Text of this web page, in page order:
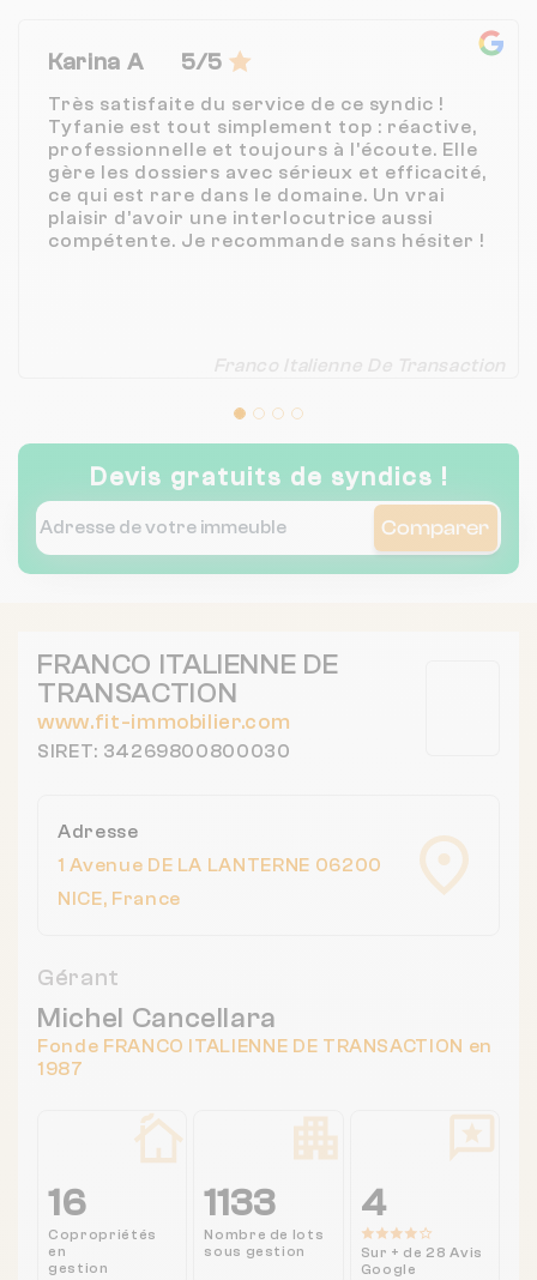
Karina A 5/5
Très satisfaite du service de ce syndic !
Tyfanie est tout simplement top : réactive,
professionnelle et toujours à l'écoute. Elle
gère les dossiers avec sérieux et efficacité,
ce qui est rare dans le domaine. Un vrai
plaisir d’avoir une interlocutrice aussi
compétente. Je recommande sans hésiter !
Franco Italienne De Transaction
Devis gratuits de syndics !
Comparer
FRANCO ITALIENNE DE
TRANSACTION
www.fit-immobilier.com
SIRET: 34269800800030
Adresse
1 Avenue DE LA LANTERNE 06200
NICE, France
Gérant
Michel Cancellara
Fonde FRANCO ITALIENNE DE TRANSACTION en
1987
16
Copropriétés
en
gestion
1133
Nombre de lots
sous gestion
4
Sur + de 28 Avis
Google